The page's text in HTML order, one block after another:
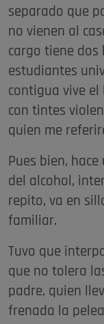
separado que
no vienen al
cargo tiene dos
estudiantes
contigua vive el
con tintes
quien me
Pues bien,
del alcohol,
repito, va en
familiar.
Tuvo que
que no tolera
padre, quien
frenada la